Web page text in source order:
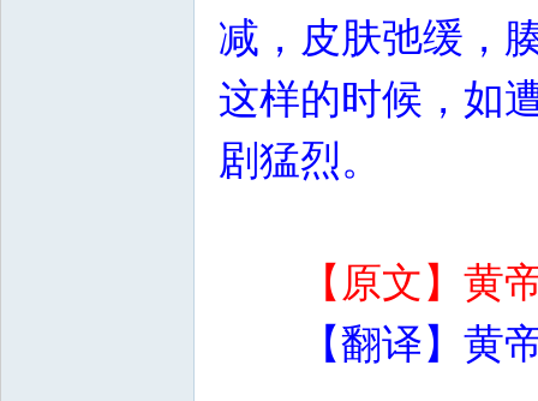
减，皮肤弛缓，
这样的时候，如
剧猛烈。
【原文】黄
【翻译】黄